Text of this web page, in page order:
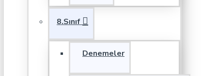
8.Sınıf
Denemeler